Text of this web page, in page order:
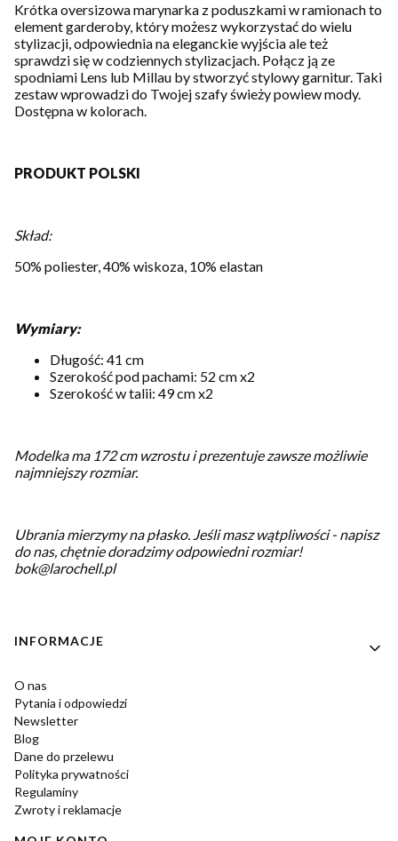
Krótka oversizowa marynarka z poduszkami w ramionach to
element garderoby, który możesz wykorzystać do wielu
stylizacji, odpowiednia na eleganckie wyjścia ale też
sprawdzi się w codziennych stylizacjach. Połącz ją ze
spodniami Lens lub Millau by stworzyć stylowy garnitur. Taki
zestaw wprowadzi do Twojej szafy świeży powiew mody.
Dostępna w kolorach.
PRODUKT POLSKI
Skład:
50% poliester, 40% wiskoza, 10% elastan
Wymiary:
Długość: 41 cm
Szerokość pod pachami: 52 cm x2
Szerokość w talii: 49 cm x2
Modelka ma 172 cm wzrostu i prezentuje zawsze możliwie
najmniejszy rozmiar.
Ubrania mierzymy na płasko. Jeśli masz wątpliwości - napisz
do nas, chętnie doradzimy odpowiedni rozmiar!
bok@larochell.pl
Linki w stopce
INFORMACJE
O nas
Pytania i odpowiedzi
Newsletter
Blog
Dane do przelewu
Polityka prywatności
Regulaminy
Zwroty i reklamacje